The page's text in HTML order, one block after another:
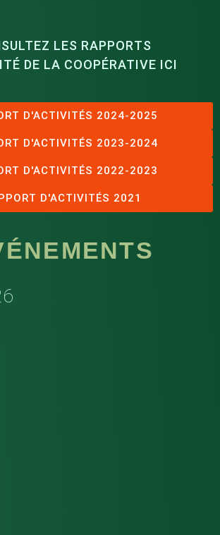
LES RAPPORTS
DE LA COOPÉRATIVE ICI
D'ACTIVITÉS 2024-2025
D'ACTIVITÉS 2023-2024
D'ACTIVITÉS 2022-2023
D'ACTIVITÉS 2021